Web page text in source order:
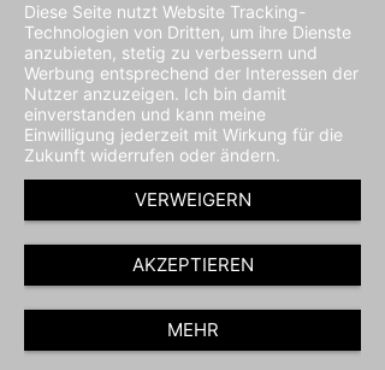
Diese Seite nutzt Website Tracking-
Technologien von Dritten, um ihre Dienste
anzubieten, stetig zu verbessern und
Werbung entsprechend der Interessen der
Nutzer anzuzeigen. Ich bin damit
einverstanden und kann meine
Einwilligung jederzeit mit Wirkung für die
Zukunft widerrufen oder ändern.
VERWEIGERN
AKZEPTIEREN
MEHR